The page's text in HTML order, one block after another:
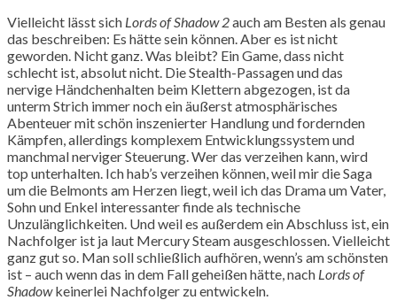
Vielleicht lässt sich Lords of Shadow 2auch am Besten als genau
das beschreiben: Es hätte sein können. Aber es ist nicht
geworden. Nicht ganz. Was bleibt? Ein Game, dass nicht
schlecht ist, absolut nicht. Die Stealth-Passagen und das
nervige Händchenhalten beim Klettern abgezogen, ist da
unterm Strich immer noch ein äußerst atmosphärisches
Abenteuer mit schön inszenierter Handlung und fordernden
Kämpfen, allerdings komplexem Entwicklungssystem und
manchmal nerviger Steuerung. Wer das verzeihen kann, wird
top unterhalten. Ich hab’s verzeihen können, weil mir die Saga
um die Belmonts am Herzen liegt, weil ich das Drama um Vater,
Sohn und Enkel interessanter finde als technische
Unzulänglichkeiten. Und weil es außerdem ein Abschluss ist, ein
Nachfolger ist ja laut Mercury Steam ausgeschlossen. Vielleicht
ganz gut so. Man soll schließlich aufhören, wenn’s am schönsten
ist – auch wenn das in dem Fall geheißen hätte, nach Lords of
Shadowkeinerlei Nachfolger zu entwickeln.